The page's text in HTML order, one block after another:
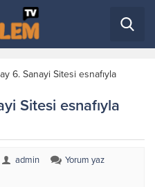
6. Sanayi Sitesi esnafıyla
Sitesi esnafıyla
admin
Yorum yaz